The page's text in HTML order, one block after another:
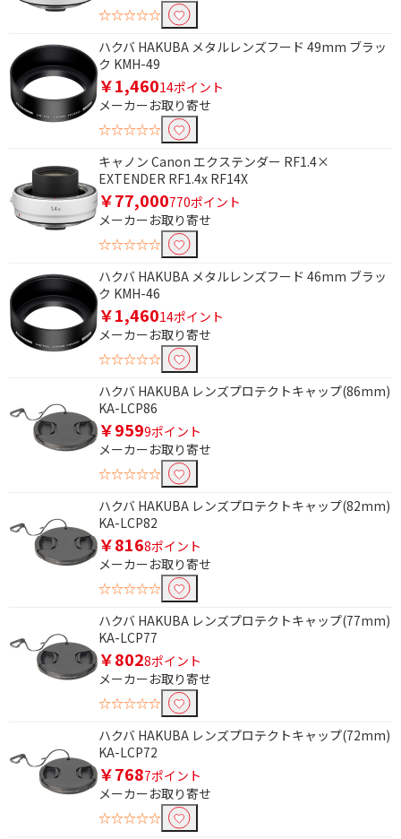
☆☆☆☆☆
ハクバ HAKUBA メタルレンズフード 49mm ブラッ
ク KMH-49
￥1,46014ポイント
メーカーお取り寄せ
☆☆☆☆☆
キャノン Canon エクステンダー RF1.4×
EXTENDER RF1.4x RF14X
￥77,000770ポイント
メーカーお取り寄せ
☆☆☆☆☆
ハクバ HAKUBA メタルレンズフード 46mm ブラッ
ク KMH-46
￥1,46014ポイント
メーカーお取り寄せ
☆☆☆☆☆
ハクバ HAKUBA レンズプロテクトキャップ(86mm)
KA-LCP86
￥9599ポイント
メーカーお取り寄せ
☆☆☆☆☆
ハクバ HAKUBA レンズプロテクトキャップ(82mm)
KA-LCP82
￥8168ポイント
メーカーお取り寄せ
☆☆☆☆☆
ハクバ HAKUBA レンズプロテクトキャップ(77mm)
KA-LCP77
￥8028ポイント
メーカーお取り寄せ
☆☆☆☆☆
ハクバ HAKUBA レンズプロテクトキャップ(72mm)
KA-LCP72
￥7687ポイント
メーカーお取り寄せ
☆☆☆☆☆
条件で絞り込む
フリーワードで絞り込む
除外する
除外する にチェックを入れると、指定したワード
を除外して検索します。
価格で絞り込む
円